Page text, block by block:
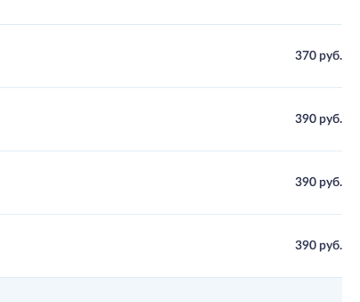
370 руб.
390 руб.
390 руб.
390 руб.